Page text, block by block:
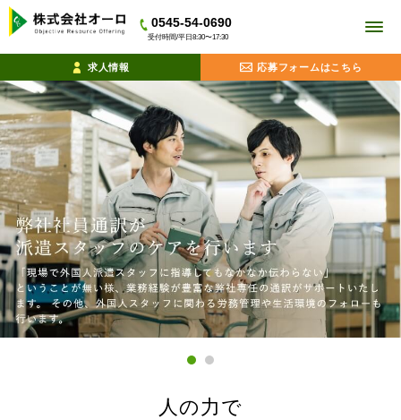
0545-54-0690
受付時間/平日8:30〜17:30
求人情報 応募フォームはこちら
人の力で